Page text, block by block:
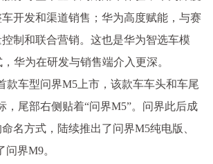
开发和渠道销售；华为高度赋能，与赛
制和联合营销。这也是华为智选车模
华为在研发与销售端介入更深。
款车型问界M5上市，该款车车头和车尾
，尾部右侧贴着“问界M5”。问界此后成
名方式，陆续推出了问界M5纯电版、
界M9。